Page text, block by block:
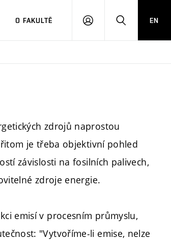
O FAKULTĚ
PŘIHLÁŠENÍHLEDAT
EN
zdrojů naprostou
je třeba objektivní pohled
závislosti na fosilních palivech,
zdroje energie.
emisí v procesním průmyslu,
"Vytvoříme-li emise, nelze